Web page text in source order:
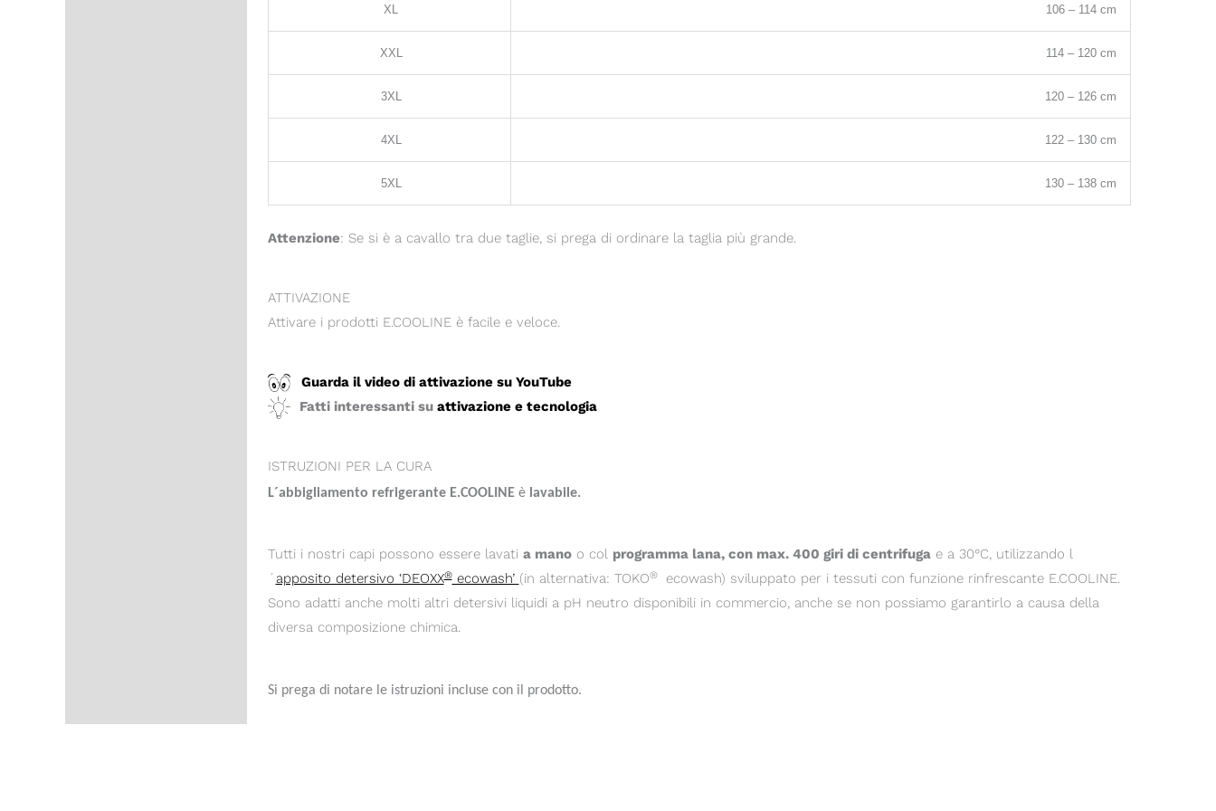
XL 106 – 114 cm
XXL 114 – 120 cm
3XL 120 – 126 cm
4XL 122 – 130 cm
5XL 130 – 138 cm
Attenzione: Se si è a cavallo tra due taglie, si prega di ordinare la taglia più grande.
ATTIVAZIONE
Attivare i prodotti E.COOLINE è facile e veloce.
Guarda il video di attivazione su YouTube
Fatti interessanti su attivazione e tecnologia
ISTRUZIONI PER LA CURA
L´abbigliamento refrigerante E.COOLINEè lavabile.
Tutti i nostri capi possono essere lavati a manoo col programma lana, con max. 400 giri di centrifugae a 30°C, utilizzando l
´ apposito detersivo ‘DEOXX®ecowash’ (in alternativa: TOKO®
ecowash) sviluppato per i tessuti con funzione rinfrescante E.COOLINE.
Sono adatti anche molti altri detersivi liquidi a pH neutro disponibili in commercio, anche se non possiamo garantirlo a causa della
diversa composizione chimica.
Si prega di notare le istruzioni incluse con il prodotto.